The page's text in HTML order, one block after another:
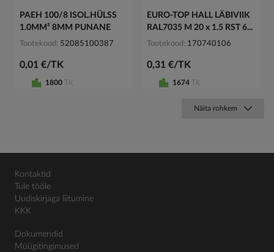
PAEH 100/8 ISOL.HÜLSS
1.0MM² 8MM PUNANE
Tootekood 52085100387
0,01 €/TK
1800 TK
EURO-TOP HALL LÄBIVIIK
RAL7035 M 20 x 1.5 RST 6...
Tootekood 170740106
0,31 €/TK
1674 TK
Näita rohkem
Kontaktid
Tule tööle
Uudiskirjaga liitumine
KKK
Dokumendid
Müügitingimused